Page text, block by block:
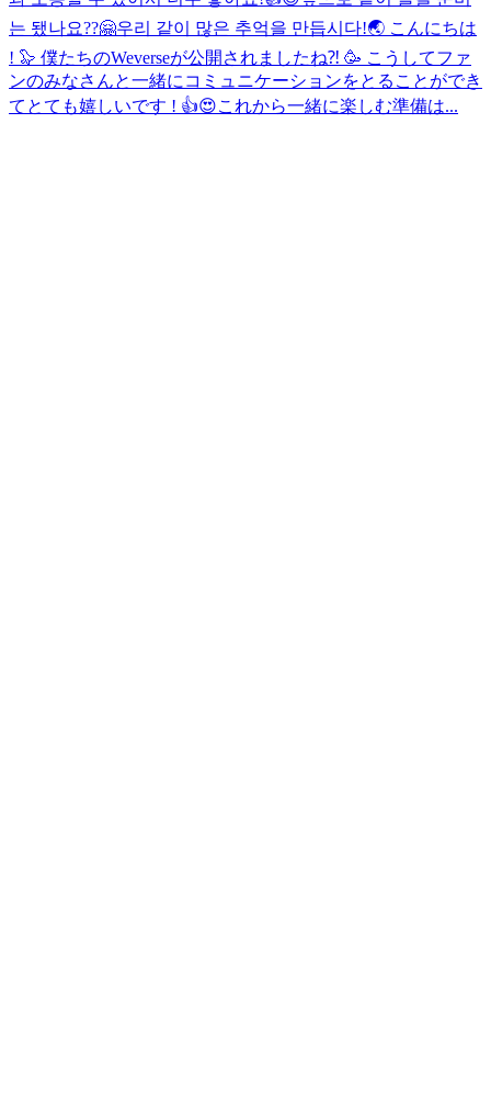
는 됐나요??🤗우리 같이 많은 추억을 만듭시다!🌏 こんにちは
! 🦭 僕たちのWeverseが公開されましたね⁈ 🥳 こうしてファ
ンのみなさんと一緒にコミュニケーションをとることができ
てとても嬉しいです ! 👍😍これから一緒に楽しむ準備は...